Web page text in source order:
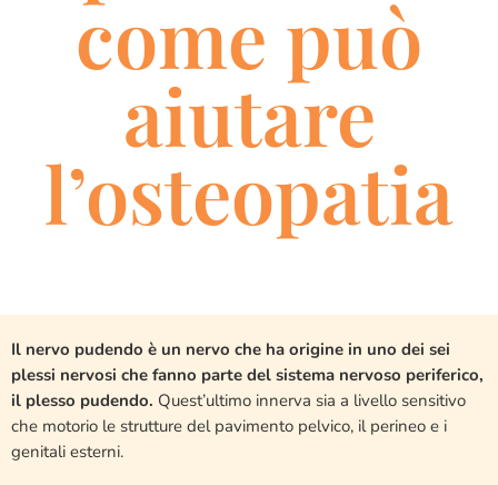
come può
aiutare
l’osteopatia
Il nervo pudendo è un nervo che ha origine in uno dei sei
plessi nervosi che fanno parte del sistema nervoso periferico,
il plesso pudendo. Quest’ultimo innerva sia a livello sensitivo
che motorio le strutture del pavimento pelvico, il perineo e i
genitali esterni.